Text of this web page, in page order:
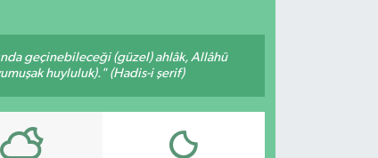
geçinebileceği (güzel) ahlâk, Allâhü
huyluluk)." (Hadis-i şerif)